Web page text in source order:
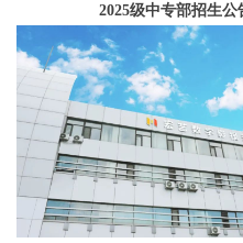
2025级中专部招生公